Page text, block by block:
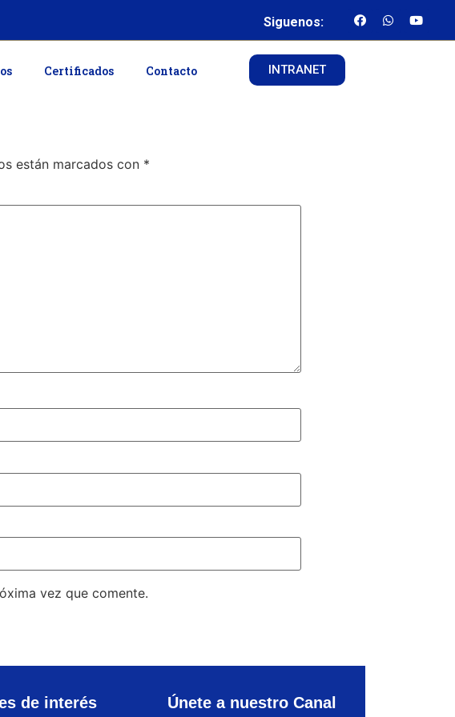
Siguenos:
Certificados Contacto INTRANET
están marcados con *
vez que comente.
de interés Únete a nuestro Canal